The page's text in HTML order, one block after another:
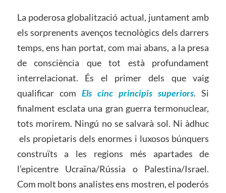
La poderosa globalització actual, juntament amb
els sorprenents avenços tecnològics dels darrers
temps, ens han portat, com mai abans, a la presa
de consciència que tot està profundament
interrelacionat. És el primer dels que vaig
qualificar com Els cinc principis superiors. Si
finalment esclata una gran guerra termonuclear,
tots morirem. Ningú no se salvarà sol. Ni àdhuc
els propietaris dels enormes i luxosos búnquers
construïts a les regions més apartades de
l’epicentre Ucraïna/Rússia o Palestina/Israel.
Com molt bons analistes ens mostren, el poderós